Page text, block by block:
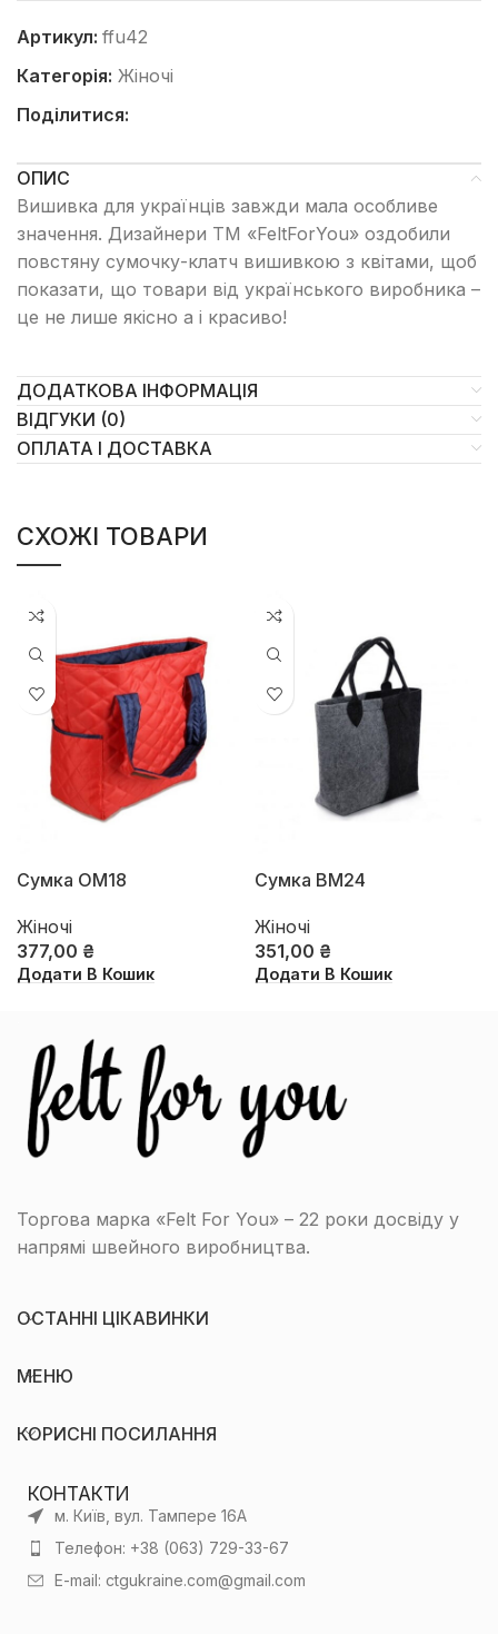
Артикул: ffu42
Категорія: Жіночі
Поділитися:
ОПИС
Вишивка для українців завжди мала особливе
значення. Дизайнери ТМ «FeltForYou» оздобили
повстяну сумочку-клатч вишивкою з квітами, щоб
показати, що товари від українського виробника –
це не лише якісно а і красиво!
ДОДАТКОВА ІНФОРМАЦІЯ
ВІДГУКИ (0)
ОПЛАТА І ДОСТАВКА
СХОЖІ ТОВАРИ
Сумка ОМ18
Жіночі
377,00 ₴
Додати В Кошик
Сумка ВМ24
Жіночі
351,00 ₴
Додати В Кошик
Торгова марка «Felt For You» – 22 роки досвіду у
напрямі швейного виробництва.
ОСТАННІ ЦІКАВИНКИ
МЕНЮ
КОРИСНІ ПОСИЛАННЯ
КОНТАКТИ
м. Київ, вул. Тампере 16А
Телефон: +38 (063) 729-33-67
E-mail: ctgukraine.com@gmail.com